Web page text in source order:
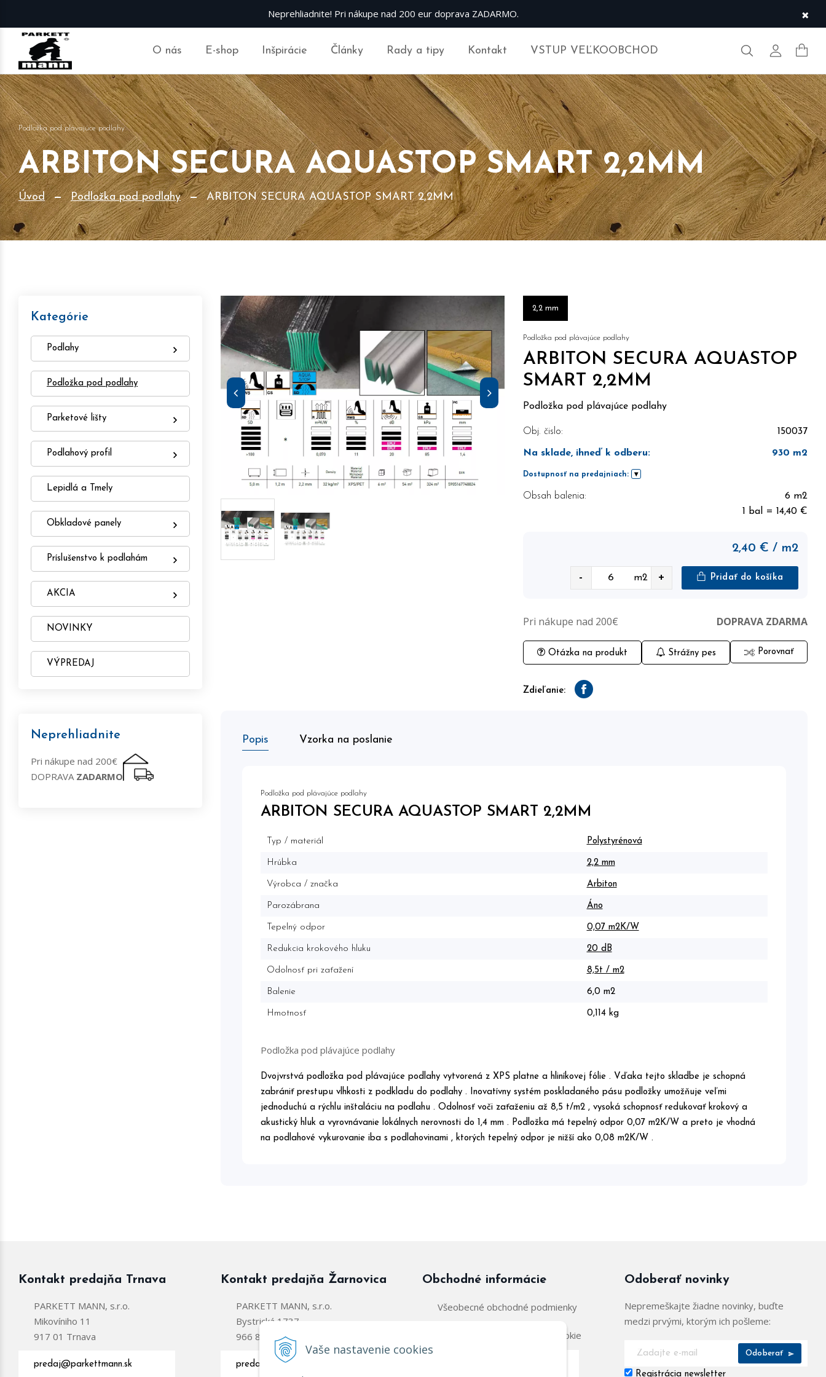
Vaše nastavenie cookies
Neprehliadnite! Pri nákupe nad 200 eur doprava ZADARMO. ×
O nás E-shop Inšpirácie Články Rady a tipy Kontakt VSTUP VEĽKOOBCHOD Hľadať Môj účet
Podložka pod plávajúce podlahy
ARBITON SECURA AQUASTOP SMART 2,2MM
Úvod Podložka pod podlahy ARBITON SECURA AQUASTOP SMART 2,2MM
Kategórie
Podlahy
Podložka pod podlahy
Parketové lišty
Podlahový profil
Lepidlá a Tmely
Obkladové panely
Príslušenstvo k podlahám
AKCIA
NOVINKY
VÝPREDAJ
Neprehliadnite
Pri nákupe nad 200€
DOPRAVA ZADARMO
2,2 mm
Podložka pod plávajúce podlahy
ARBITON SECURA AQUASTOP
SMART 2,2MM
Podložka pod plávajúce podlahy
Obj. čislo: 150037
Na sklade, ihneď k odberu: 930 m2
Dostupnosť na predajniach:
Obsah balenia:
6 m2
1 bal = 14,40 €
2,40 € / m2
- m2 + Pridať do košíka
Pri nákupe nad 200€ DOPRAVA ZDARMA
Otázka na produkt Strážny pes Porovnať
Zdieľanie: Facebook
Popis Vzorka na poslanie
Podložka pod plávajúce podlahy
ARBITON SECURA AQUASTOP SMART 2,2MM
Typ / materiál Polystyrénová
Hrúbka 2,2 mm
Výrobca / značka Arbiton
Parozábrana Áno
Tepelný odpor 0,07 m2K/W
Redukcia krokového hluku 20 dB
Odolnosť pri zaťažení 8,5t / m2
Balenie 6,0 m2
Hmotnosť 0,114 kg
Podložka pod plávajúce podlahy
Dvojvrstvá podložka pod plávajúce podlahy vytvorená z XPS platne a hliníkovej fólie . Vďaka tejto skladbe je schopná
zabrániť prestupu vlhkosti z podkladu do podlahy . Inovatívny systém poskladaného pásu podložky umožňuje veľmi
jednoduchú a rýchlu inštaláciu na podlahu . Odolnosť voči zaťaženiu až 8,5 t/m2 , vysoká schopnosť redukovať krokový a
akustický hluk a vyrovnávanie lokálnych nerovnosti do 1,4 mm . Podložka má tepelný odpor 0,07 m2K/W a preto je vhodná
na podlahové vykurovanie iba s podlahovinami , ktorých tepelný odpor je nižší ako 0,08 m2K/W .
Kontakt predajňa Trnava
PARKETT MANN, s.r.o.
Mikovíniho 11
917 01 Trnava
predaj@parkettmann.sk
Kontakt predajňa Žarnovica
PARKETT MANN, s.r.o.
Bystrická 1737
966 81 Žarnovica
predajzc@parkettmann.sk
Obchodné informácie
Všeobecné obchodné podmienky
Zásady používania súborov cookie
Odoberať novinky
Nepremeškajte žiadne novinky, buďte
medzi prvými, ktorým ich pošleme:
Odoberať
Registrácia newsletter